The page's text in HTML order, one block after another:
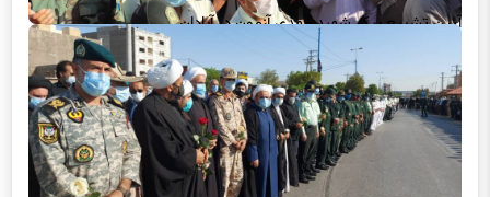
آئین تشییع پیکر شهید مهدی آزمون در آبادان